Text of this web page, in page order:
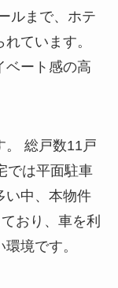
ルまで、ホテ
ています。
ベート感の高
。 総戸数11戸
では平面駐車
い中、本物件
おり、車を利
境です。